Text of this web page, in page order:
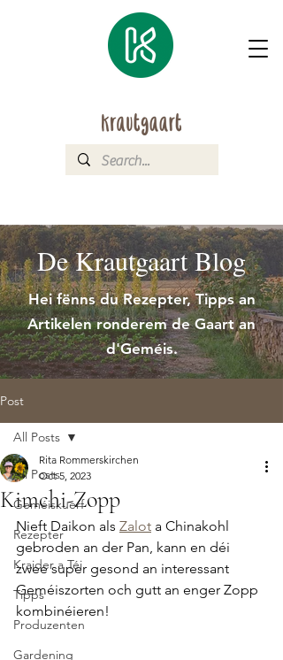
De Krautgaart Blog
Hei fënns du Rezepter, Tipps an
Artikelen ronderem de Gaart an
d'Geméis.
Post
All Posts
Geméiskuerf
Rezepter
Kraider a Téi
Tipps
Produzenten
Gardening
All Posts
Kimchi-Zopp
Rita Rommerskirchen
Oct 5, 2023
Nieft Daikon als Zalot a Chinakohl
gebroden an der Pan, kann en déi
zwee super gesond an interessant
Geméiszorten och gutt an enger Zopp
kombinéieren!